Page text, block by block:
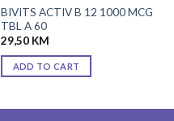
BIVITS ACTIV B 12 1000 MCG
TBL A 60
29,50 KM
ADD TO CART